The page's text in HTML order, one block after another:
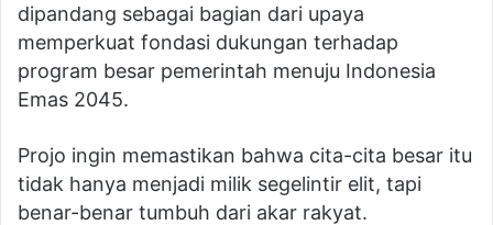
dipandang sebagai bagian dari upaya
memperkuat fondasi dukungan terhadap
program besar pemerintah menuju Indonesia
Emas 2045.
Projo ingin memastikan bahwa cita-cita besar itu
tidak hanya menjadi milik segelintir elit, tapi
benar-benar tumbuh dari akar rakyat.